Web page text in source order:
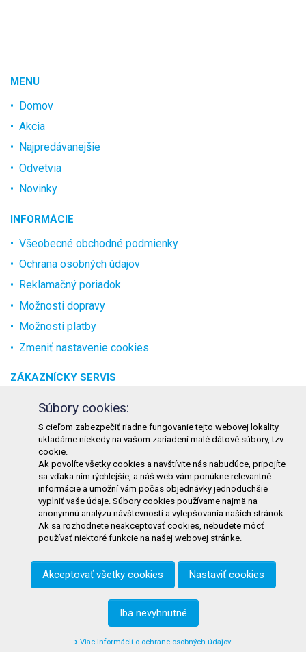
MENU
Domov
Akcia
Najpredávanejšie
Odvetvia
Novinky
INFORMÁCIE
Všeobecné obchodné podmienky
Ochrana osobných údajov
Reklamačný poriadok
Možnosti dopravy
Možnosti platby
Zmeniť nastavenie cookies
ZÁKAZNÍCKY SERVIS
O spoločnosti
Kontakt
Odstúpenie od zmluvy online
KONTAKT
TURON GASTRO s.r.o.
Starohorského 4328/3
031 01 Liptovský Mikuláš
Slovenská republika
Telefón:+421 911 585 730
objednavky@tgastro.sk
© 2021tgastro.sk- developed bycreative solution
Súbory cookies:
S cieľom zabezpečiť riadne fungovanie tejto webovej lokality
ukladáme niekedy na vašom zariadení malé dátové súbory, tzv.
cookie.
Ak povolíte všetky cookies a navštívite nás nabudúce, pripojíte
sa vďaka ním rýchlejšie, a náš web vám ponúkne relevantné
informácie a umožní vám počas objednávky jednoduchšie
vyplniť vaše údaje. Súbory cookies používame najmä na
anonymnú analýzu návštevnosti a vylepšovania našich stránok.
Ak sa rozhodnete neakceptovať cookies, nebudete môcť
používať niektoré funkcie na našej webovej stránke.
Akceptovať všetky cookies Nastaviť cookies
Iba nevyhnutné
Viac informácií o ochrane osobných údajov.